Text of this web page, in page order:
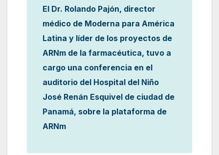
El Dr. Rolando Pajón, director
médico de Moderna para América
Latina y líder de los proyectos de
ARNm de la farmacéutica, tuvo a
cargo una conferencia en el
auditorio del Hospital del Niño
José Renán Esquivel de ciudad de
Panamá, sobre la plataforma de
ARNm